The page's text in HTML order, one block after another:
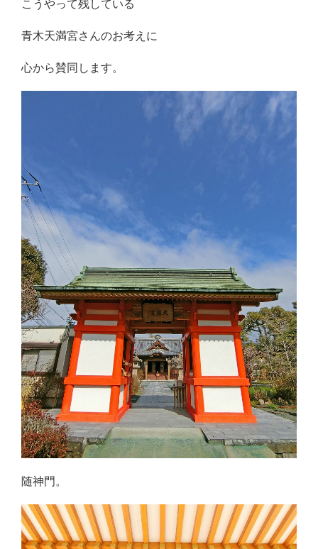
こうやって残している
青木天満宮さんのお考えに
心から賛同します。
随神門。